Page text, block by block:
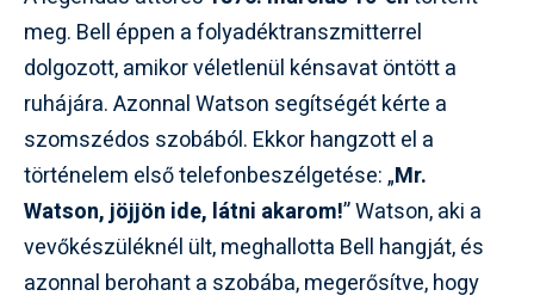
meg. Bell éppen a folyadéktranszmitterrel
dolgozott, amikor véletlenül kénsavat öntött a
ruhájára. Azonnal Watson segítségét kérte a
szomszédos szobából. Ekkor hangzott el a
történelem első telefonbeszélgetése: „Mr.
Watson, jöjjön ide, látni akarom!” Watson, aki a
vevőkészüléknél ült, meghallotta Bell hangját, és
azonnal berohant a szobába, megerősítve, hogy